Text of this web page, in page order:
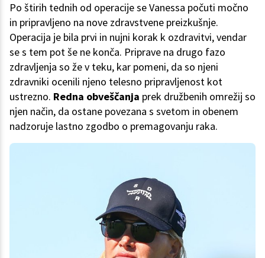
Po štirih tednih od operacije se Vanessa počuti močno
in pripravljeno na nove zdravstvene preizkušnje.
Operacija je bila prvi in nujni korak k ozdravitvi, vendar
se s tem pot še ne konča. Priprave na drugo fazo
zdravljenja so že v teku, kar pomeni, da so njeni
zdravniki ocenili njeno telesno pripravljenost kot
ustrezno. Redna obveščanja prek družbenih omrežij so
njen način, da ostane povezana s svetom in obenem
nadzoruje lastno zgodbo o premagovanju raka.